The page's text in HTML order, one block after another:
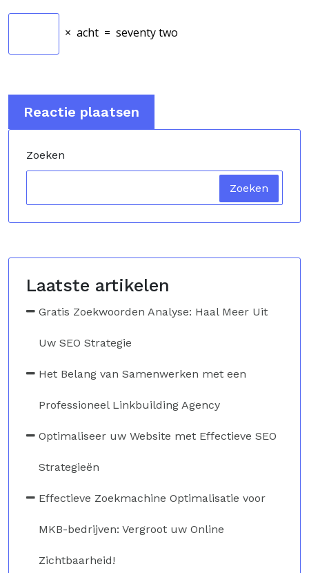
× acht = seventy two
Zoeken
Zoeken
Laatste artikelen
Gratis Zoekwoorden Analyse: Haal Meer Uit
Uw SEO Strategie
Het Belang van Samenwerken met een
Professioneel Linkbuilding Agency
Optimaliseer uw Website met Effectieve SEO
Strategieën
Effectieve Zoekmachine Optimalisatie voor
MKB-bedrijven: Vergroot uw Online
Zichtbaarheid!